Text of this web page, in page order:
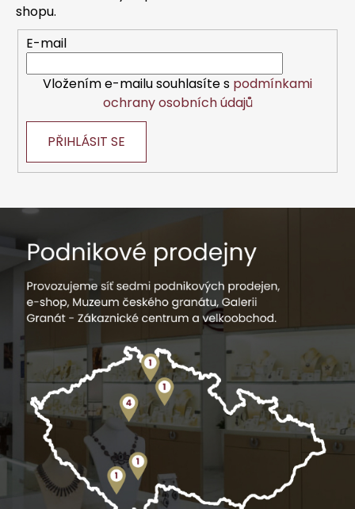
shopu.
E-mail
Vložením e-mailu souhlasíte s podmínkami
ochrany osobních údajů
PŘIHLÁSIT SE